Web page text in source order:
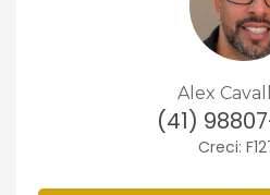
Alex
(41)
Creci: